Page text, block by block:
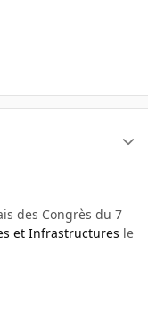
des Congrès du 7
et Infrastructures le